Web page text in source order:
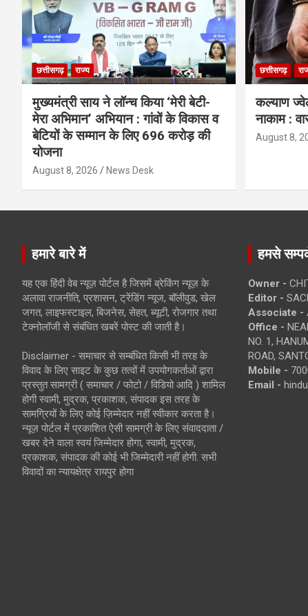
छत्तीसगढ़ राज्य
मुख्यमंत्री साय ने लॉन्च किया ‘मेरी बेटी-
मेरा अभिमान’ अभियान : गांवों के विकास व
बेटियों के सम्मान के लिए 696 करोड़ की
योजना
August 8, 2026 News Desk
छत्तीसगढ़
कल्याण
नाकाम :
August 8,
हमारे बारे में
यह एक हिंदी वेब न्यूज़ पोर्टल है जिसमें ब्रेकिंग न्यूज़ के
अलावा राजनीति, प्रशासन, ट्रेंडिंग न्यूज, बॉलीवुड, खेल
जगत, लाइफस्टाइल, बिजनेस, सेहत, ब्यूटी, रोजगार तथा
टेक्नोलॉजी से संबंधित खबरें पोस्ट की जाती है।
Disclaimer - समाचार से सम्बंधित किसी भी तरह के
विवाद के लिए साइट के कुछ तत्वों में उपयोगकर्ताओं द्वारा
प्रस्तुत सामग्री ( समाचार / फोटो / विडियो आदि ) शामिल
होगी स्वामी, मुद्रक, प्रकाशक, संपादक इस तरह के
सामग्रियों के लिए कोई ज़िम्मेदार नहीं स्वीकार करता है।
न्यूज़ पोर्टल में प्रकाशित ऐसी सामग्री के लिए संवाददाता /
खबर देने वाला स्वयं जिम्मेदार होगा, स्वामी, मुद्रक,
प्रकाशक, संपादक की कोई भी जिम्मेदारी नहीं होगी. सभी
विवादों का न्यायक्षेत्र रायपुर होगा
हमसे
Owner -
Editor -
Associate -
Office -
NO. 1,
ROAD,
Mobile -
Email -